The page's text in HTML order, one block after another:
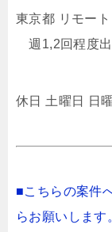
東京都 リモー
週1,2回程度
休日 土曜日 日
■こちらの案件
らお願いします